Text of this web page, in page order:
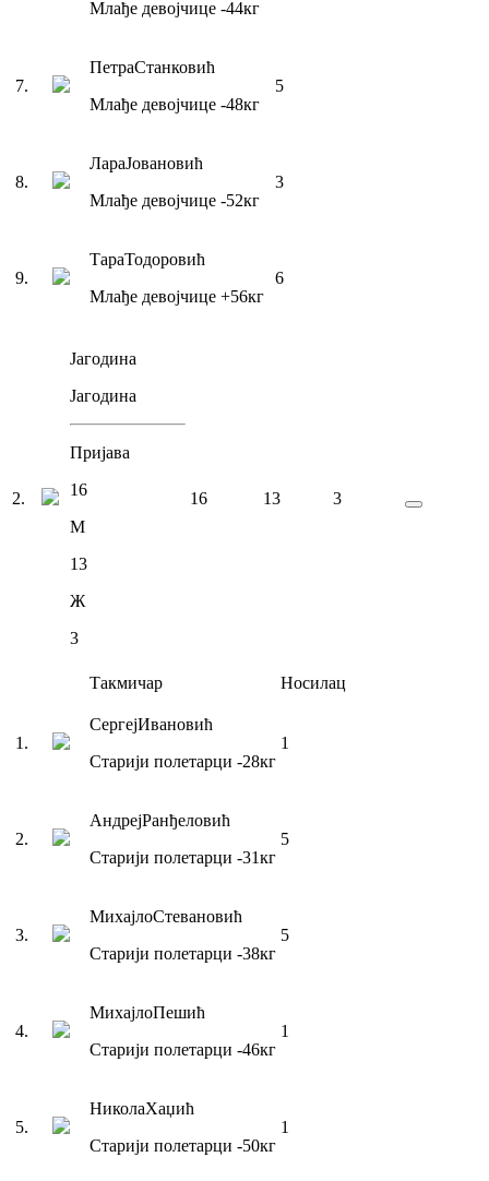
Млађе девојчице -44кг
7.
ПетраСтанковић
Млађе девојчице -48кг
5
8.
ЛараЈовановић
Млађе девојчице -52кг
3
9.
ТараТодоровић
Млађе девојчице +56кг
6
2.
Јагодина
Јагодина
Пријава
16
М
13
Ж
3
16 13 3
Такмичар Носилац
1 .
СергејИвановић
Старији полетарци -28кг
1
2.
АндрејРанђеловић
Старији полетарци -31кг
5
3.
МихајлоСтевановић
Старији полетарци -38кг
5
4.
МихајлоПешић
Старији полетарци -46кг
1
5.
НиколаХаџић
Старији полетарци -50кг
1